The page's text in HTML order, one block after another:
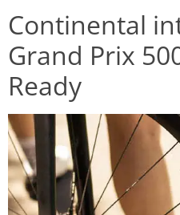
Continental
Grand Prix
Ready